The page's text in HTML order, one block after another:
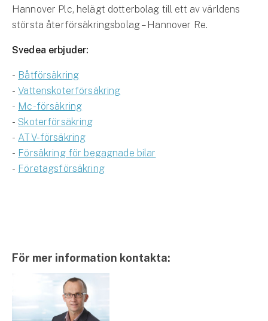
Hannover Plc, helägt dotterbolag till ett av världens
största återförsäkringsbolag – Hannover Re.
Svedea erbjuder:
- Båtförsäkring
-Vattenskoterförsäkring
- Mc-försäkring
-Skoterförsäkring
- ATV-försäkring
- Försäkring för begagnade bilar
- Företagsförsäkring
För mer information kontakta: